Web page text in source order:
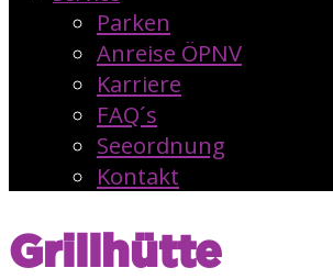
Parken
Anreise ÖPNV
Karriere
FAQ´s
Seeordnung
Kontakt
Grillhütte